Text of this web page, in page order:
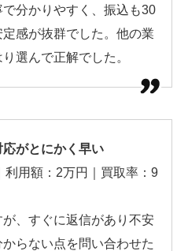
分かりやすく、振込も30
感が抜群でした。他の業
選んで正解でした。
がとにかく早い
用額：2万円｜買取率：9
、すぐに返信があり不安
らない点を問い合わせた